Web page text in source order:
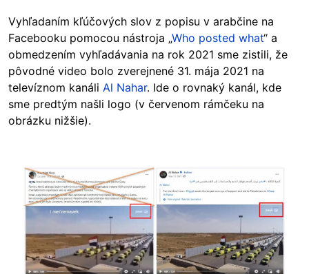
Vyhľadaním kľúčových slov z popisu v arabčine na
Facebooku pomocou nástroja „Who posted what“ a
obmedzením vyhľadávania na rok 2021 sme zistili, že
pôvodné video bolo zverejnené 31. mája 2021 na
televíznom kanáli Al Nahar. Ide o rovnaký kanál, kde
sme predtým našli logo (v červenom rámčeku na
obrázku nižšie).
Image